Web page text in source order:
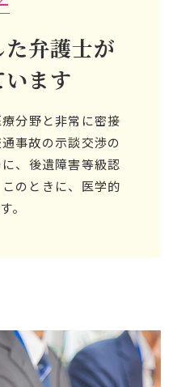
弁護士が
ます
分野と非常に密接
事故の示談交渉の
、後遺障害等級認
のときに、医学的
。